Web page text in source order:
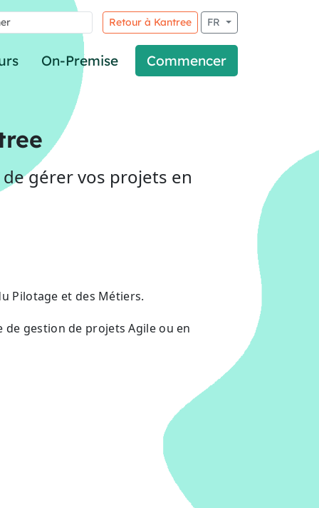
Retour à Kantree FR
On-Premise Commencer
gérer vos projets en
Pilotage et des Métiers.
gestion de projets Agile ou en